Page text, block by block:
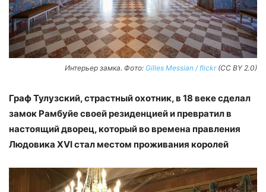
Интерьер замка. Фото: Gilles Messian / flickr(CC BY 2.0)
Граф Тулузский, страстный охотник, в 18 веке сделал
замок Рамбуйе своей резиденцией и превратил в
настоящий дворец, который во времена правления
Людовика XVI стал местом проживания королей